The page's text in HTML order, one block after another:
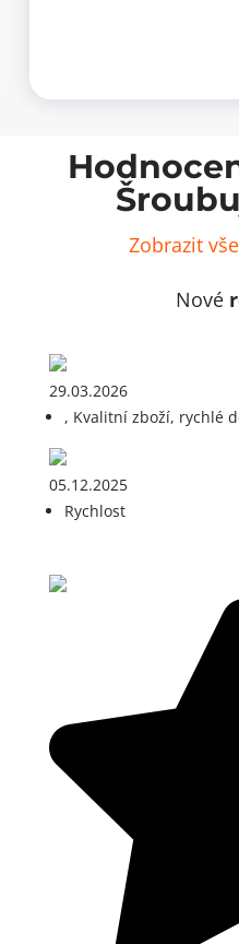
Zobrazit
Nové
29.03.2026
, Kvalitní zboží, rychlé
05.12.2025
Rychlost